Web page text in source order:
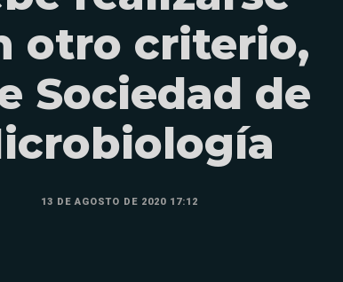
otro criterio,
Sociedad de
13 DE AGOSTO DE 2020 17:12